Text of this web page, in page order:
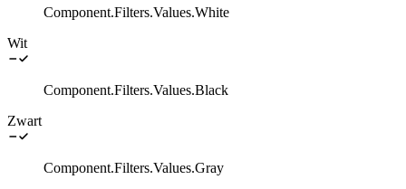
Component.Filters.Values.White
Wit
Component.Filters.Values.Black
Zwart
Component.Filters.Values.Gray